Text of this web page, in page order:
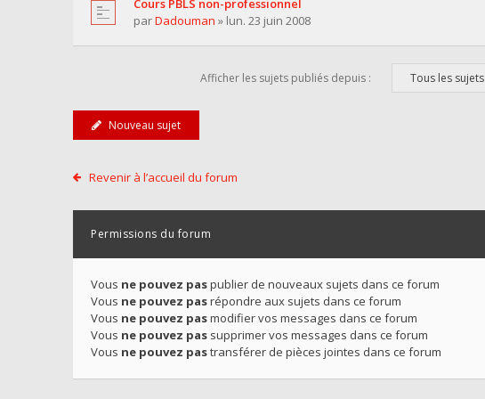
Cours PBLS non-professionnel
parDadouman » lun. 23 juin 2008
Afficher les sujets publiés depuis : Tous les sujets
Nouveau sujet
Revenir à l’accueil du forum
Permissions du forum
Vous ne pouvez paspublier de nouveaux sujets dans ce forum
Vous ne pouvez pasrépondre aux sujets dans ce forum
Vous ne pouvez pasmodifier vos messages dans ce forum
Vous ne pouvez pas supprimer vos messages dans ce forum
Vous ne pouvez pastransférer de pièces jointes dans ce forum